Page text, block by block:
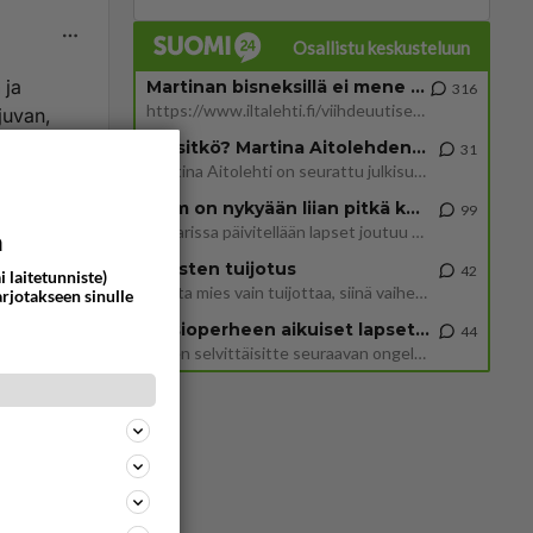
ja
ja
Osallistu keskusteluun
Martinan bisneksillä ei mene hyvin
https://www.iltalehti.fi/viihdeuutiset/a/c46da6ab-340f-4790-aaa7-0865eed2336 Yrityksen konkurssihakemus on tullut kärä
316
Tiesitkö? Martina Aitolehden isäpuoli on tämä suosittu laulaja
Martina Aitolehti on seurattu julkisuuden henkilö. Lähipiiriin mahtuu muitakin tunnettuja henkilöitä. Tiesitkö, että Ma
31
2 km on nykyään liian pitkä koulumatka
Hesarissa päivitellään lapset joutuu nyt kulkemaan 2 km kouluun jösses. Ruostefillarilla tuo matka menee vaikka miten äk
99
Miesten tuijotus
Mutta mies vain tuijottaa, siinä vaiheessa käännän itse pään pois. Mikä juttu? Yleensä jos joku tuijottaa tai katsoo, hä
42
Uusioperheen aikuiset lapset tyhjentää jääkaapin käydessään
Miten selvittäisitte seuraavan ongelman, meillä on uusioperhe, minulla teini-ikäiset lapset ja puolisolla aikuiset, jotk
44
laitetunniste)
sinulle